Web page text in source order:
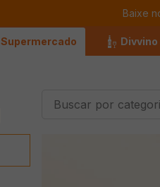
Baixe
Supermercado Divvino